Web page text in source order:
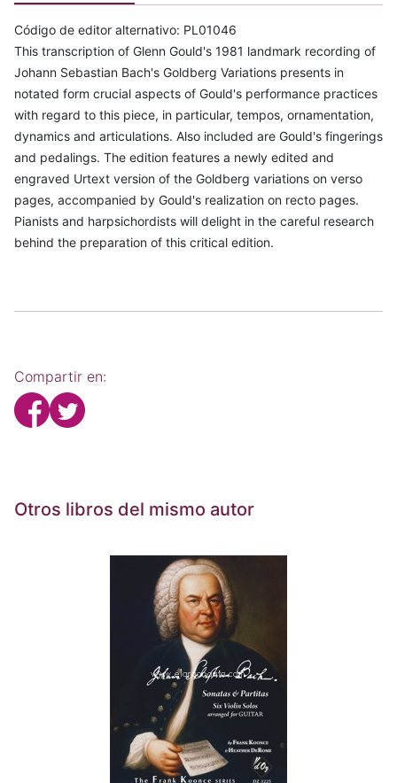
Código de editor alternativo: PL01046
This transcription of Glenn Gould's 1981 landmark recording of
Johann Sebastian Bach's Goldberg Variations presents in
notated form crucial aspects of Gould's performance practices
with regard to this piece, in particular, tempos, ornamentation,
dynamics and articulations. Also included are Gould's fingerings
and pedalings. The edition features a newly edited and
engraved Urtext version of the Goldberg variations on verso
pages, accompanied by Gould's realization on recto pages.
Pianists and harpsichordists will delight in the careful research
behind the preparation of this critical edition.
Compartir en:
Otros libros del mismo autor